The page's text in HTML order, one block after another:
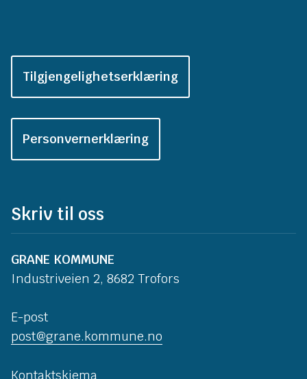
Tilgjengelighetserklæring
Personvernerklæring
Skriv til oss
GRANE KOMMUNE
Industriveien 2, 8682 Trofors
E-post
post@grane.kommune.no
Kontaktskjema